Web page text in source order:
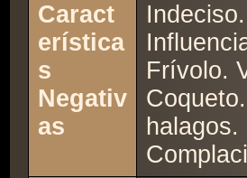
Caract
erística
s
Negativ
as
Indeciso.
Frívolo.
halagos.